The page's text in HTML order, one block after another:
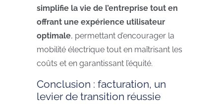
simplifie la vie de l’entreprise tout en
offrant une expérience utilisateur
optimale, permettant d’encourager la
mobilité électrique tout en maîtrisant les
coûts et en garantissant l’équité.
Conclusion : facturation, un
levier de transition réussie